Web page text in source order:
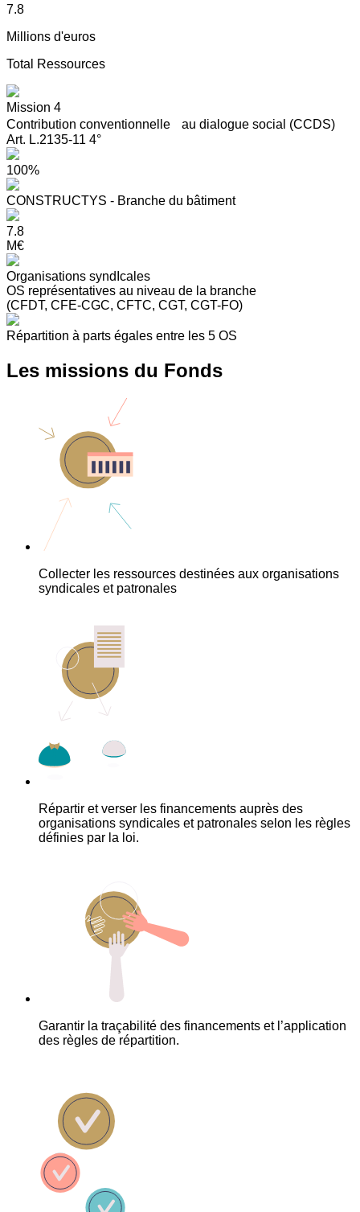
7.8
Millions d'euros
Total Ressources
Mission 4
Contribution conventionnelle au dialogue social (CCDS)
Art. L.2135-11 4°
100%
CONSTRUCTYS - Branche du bâtiment
7.8
M€
Organisations syndIcales
OS représentatives au niveau de la branche
(CFDT, CFE-CGC, CFTC, CGT, CGT-FO)
Répartition à parts égales entre les 5 OS
Les missions du Fonds
Collecter les ressources destinées aux organisations
syndicales et patronales
Répartir et verser les financements auprès des
organisations syndicales et patronales selon les règles
définies par la loi.
Garantir la traçabilité des financements et l’application
des règles de répartition.